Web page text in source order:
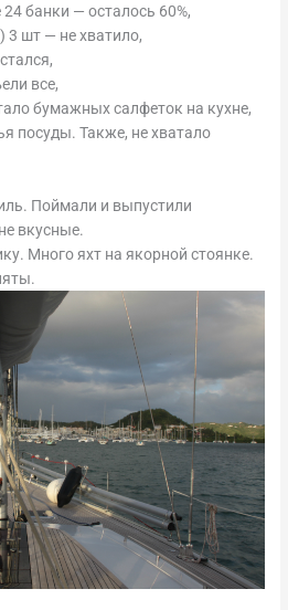
банки — осталось 60%,
3 шт — не хватило,
все,
бумажных салфеток на кухне,
посуды. Также, не хватало
Поймали и выпустили
вкусные.
Много яхт на якорной стоянке.